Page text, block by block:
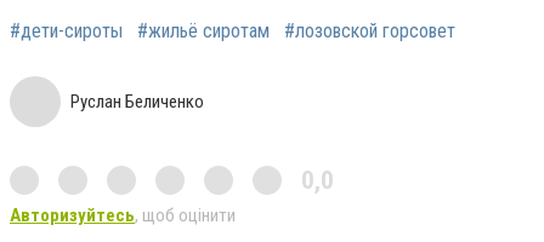
#дети-сироты #жильё сиротам #лозовской горсовет
Руслан Беличенко
0,0
Авторизуйтесь, щоб оцінити